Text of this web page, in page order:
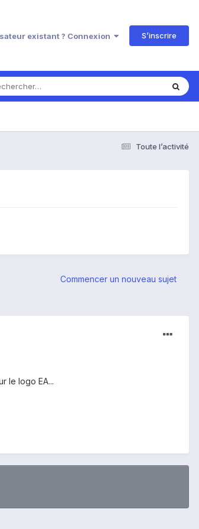
existant ? Connexion S’inscrire
Toute l’activité
Commencer un nouveau sujet
le logo EA...